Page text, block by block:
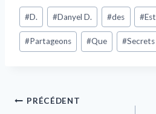
#D. #Danyel D. #des #Est
#Partageons #Que #Secrets
PRÉCÉDENT